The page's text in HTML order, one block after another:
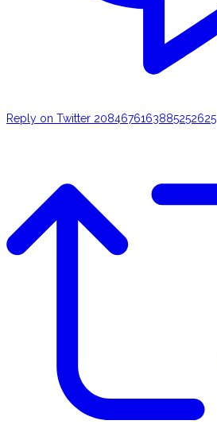
Reply on Twitter 2084676163885252625